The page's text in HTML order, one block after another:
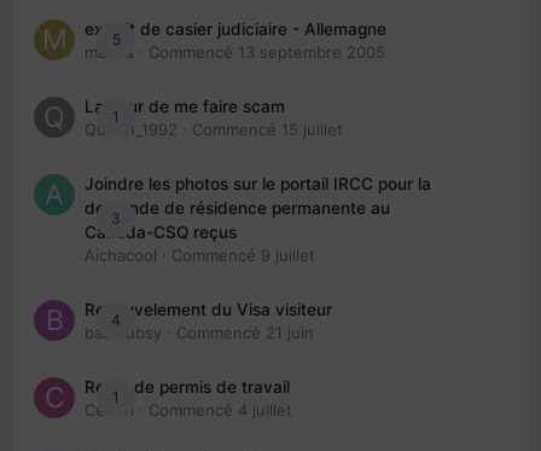
5
extrait de casier judiciaire - Allemagne
maries · Commencé 13 septembre 2005
1
La peur de me faire scam
Queen_1992 · Commencé 15 juillet
3
Joindre les photos sur le portail IRCC pour la
demande de résidence permanente au
Canada-CSQ reçus
Aichacool · Commencé 9 juillet
4
Renouvelement du Visa visiteur
babibubsy · Commencé 21 juin
1
Refus de permis de travail
Cedbri · Commencé 4 juillet